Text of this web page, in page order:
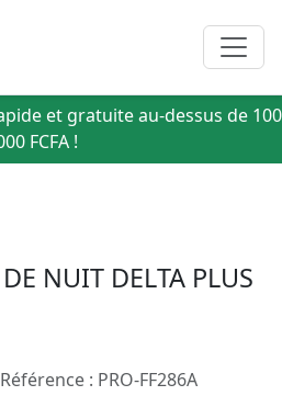
et gratuite au-dessus de 100
FCFA !
NUIT DELTA PLUS
: PRO-FF286A